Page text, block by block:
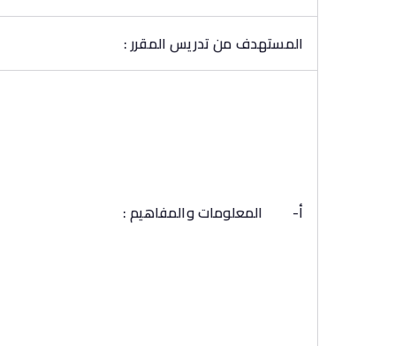
المستهدف من تدريس المقرر :
أ‌- المعلومات والمفاهيم :